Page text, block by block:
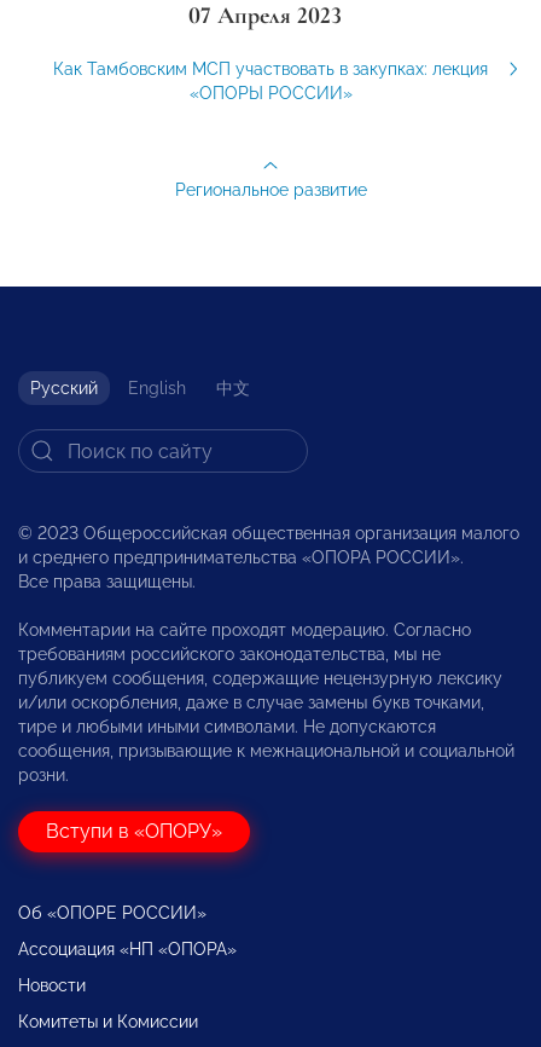
07 Апреля 2023
Как Тамбовским МСП участвовать в закупках: лекция
«ОПОРЫ РОССИИ»
Региональное развитие
Русский English 中文
© 2023 Общероссийская общественная организация малого
и среднего предпринимательства «ОПОРА РОССИИ».
Все права защищены.
Комментарии на сайте проходят модерацию. Согласно
требованиям российского законодательства, мы не
публикуем сообщения, содержащие нецензурную лексику
и/или оскорбления, даже в случае замены букв точками,
тире и любыми иными символами. Не допускаются
сообщения, призывающие к межнациональной и социальной
розни.
Вступи в «ОПОРУ»
Об «ОПОРЕ РОССИИ»
Ассоциация «НП «ОПОРА»
Новости
Комитеты и Комиссии